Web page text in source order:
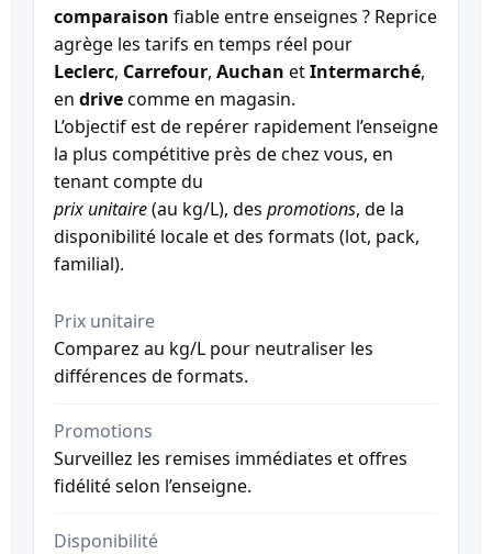
comparaison fiable entre enseignes ? Reprice
agrège les tarifs en temps réel pour
Leclerc, Carrefour, Auchan etIntermarché,
en drivecomme en magasin.
L’objectif est de repérer rapidement l’enseigne
la plus compétitive près de chez vous, en
tenant compte du
prix unitaire(au kg/L), des promotions, de la
disponibilité locale et des formats (lot, pack,
familial).
Prix unitaire
Comparez au kg/L pour neutraliser les
différences de formats.
Promotions
Surveillez les remises immédiates et offres
fidélité selon l’enseigne.
Disponibilité